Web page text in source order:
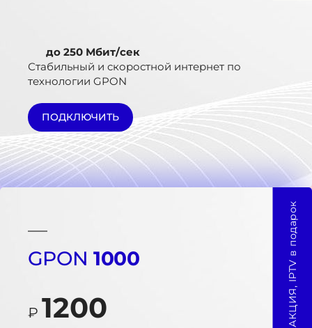
до 250 Мбит/сек
Стабильный и скоростной интернет по
технологии GPON
ПОДКЛЮЧИТЬ
АКЦИЯ, IPTV в подарок
GPON1000
₽ 1200